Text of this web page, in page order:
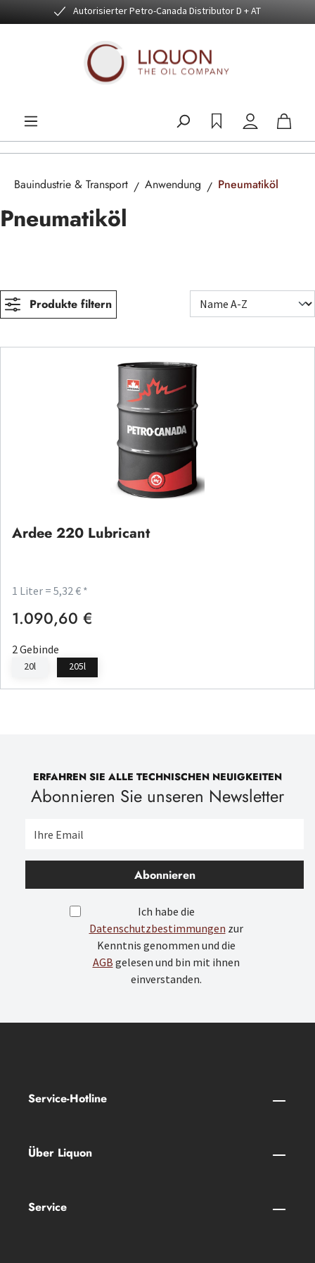
Zum Hauptinhalt springenAutorisierter Petro-Canada Distributor D + AT
Bauindustrie & Transport Anwendung Pneumatiköl
Pneumatiköl
Produkte filtern
Ardee 220 Lubricant
1 Liter = 5,32 € *
Regulärer Preis:
1.090,60 €
2 Gebinde
20l 205l
ERFAHREN SIE ALLE TECHNISCHEN NEUIGKEITEN
Abonnieren Sie unseren Newsletter
Abonnieren
Ich habe die
Datenschutzbestimmungen zur
Kenntnis genommen und die
AGB gelesen und bin mit ihnen
einverstanden.
Service-Hotline
Über Liquon
Service